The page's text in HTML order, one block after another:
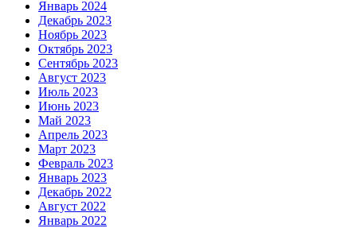
Январь 2024
Декабрь 2023
Ноябрь 2023
Октябрь 2023
Сентябрь 2023
Август 2023
Июль 2023
Июнь 2023
Май 2023
Апрель 2023
Март 2023
Февраль 2023
Январь 2023
Декабрь 2022
Август 2022
Январь 2022